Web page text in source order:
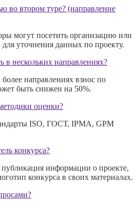
во втором туре? (направление
могут посетить организацию или
уточнения данных по проекту.
в нескольких направлениях?
направлениях взнос по
быть снижен на 50%.
оценки?
ISO, ГОСТ, IPMA, GPM
конкурса?
информации о проекте,
конкурса в своих материалах.